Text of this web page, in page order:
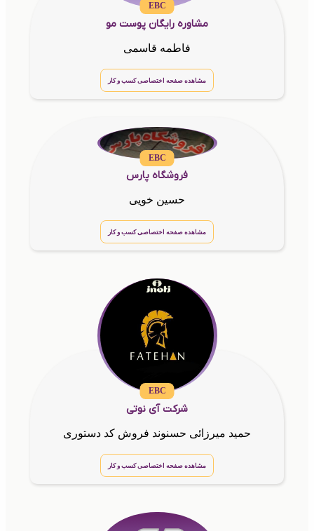
EBC
مشاوره رایگان پوست مو
فاطمه قاسمی
مشاهده صفحه اختصاصی کسب و کار
EBC
فروشگاه پارس
حسین خویی
مشاهده صفحه اختصاصی کسب و کار
EBC
شرکت آی نوتی
حمید میرزائی حسنوند فروش کد دستوری
مشاهده صفحه اختصاصی کسب و کار